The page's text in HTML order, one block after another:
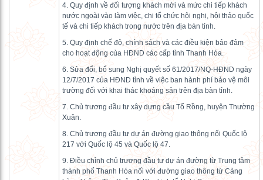
4. Quy định về đối tượng khách mời và mức chi tiếp khách
nước ngoài vào làm việc, chi tổ chức hội nghị, hội thảo quốc
tế và chi tiếp khách trong nước trên địa bàn tỉnh.
5. Quy định chế độ, chính sách và các điều kiện bảo đảm
cho hoạt động của HĐND các cấp tỉnh Thanh Hóa.
6. Sửa đổi, bổ sung Nghị quyết số 61/2017/NQ-HĐND ngày
12/7/2017 của HĐND tỉnh về việc ban hành phí bảo vệ môi
trường đối với khai thác khoáng sản trên địa bàn tỉnh.
7. Chủ trương đầu tư xây dựng cầu Tổ Rồng, huyện Thường
Xuân.
8. Chủ trương đầu tư dự án đường giao thông nối Quốc lộ
217 với Quốc lộ 45 và Quốc lộ 47.
9. Điều chỉnh chủ trương đầu tư dự án đường từ Trung tâm
thành phố Thanh Hóa nối với đường giao thông từ Cảng